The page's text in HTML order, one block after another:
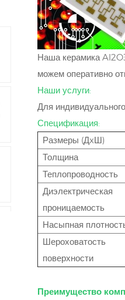
Наша керамика
можем оперативно
Наши услуги:
Для
Спецификация:
Размеры (ДxШ)
Толщина
Теплопроводность
Диэлектрическая
проницаемость
Насыпная
Шероховатость
поверхности
Преимущество